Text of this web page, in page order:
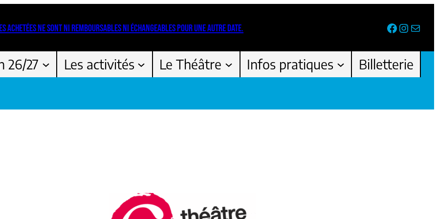
ACHETÉES NE SONT NI REMBOURSABLES NI ÉCHANGEABLES POUR UNE AUTRE DATE. Facebook
26/27 Les activités Le Théâtre Infos pratiques Billetterie